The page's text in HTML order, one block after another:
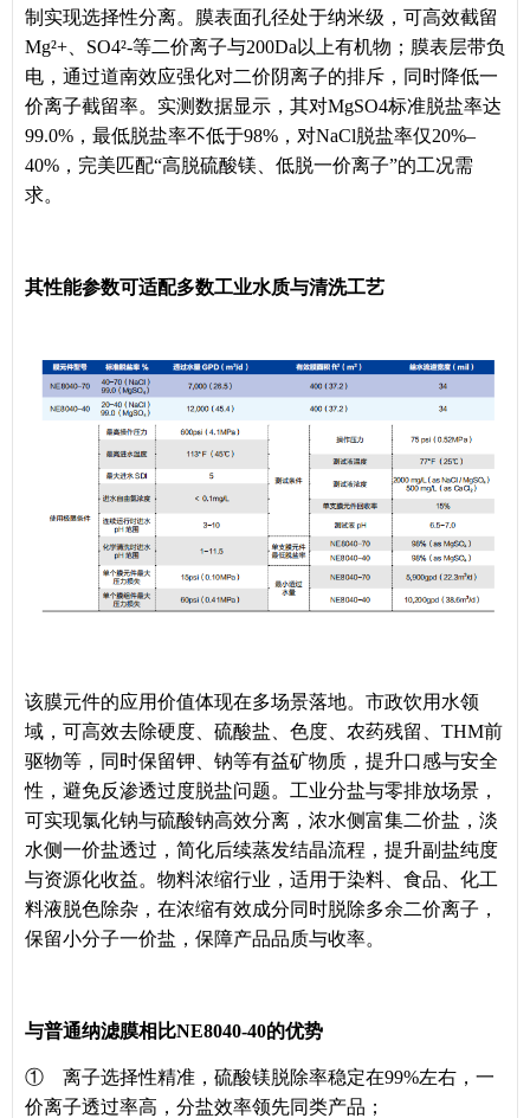
制实现选择性分离。膜表面孔径处于纳米级，可高效截留
Mg²+、SO4²-等二价离子与200Da以上有机物；膜表层带负
电，通过道南效应强化对二价阴离子的排斥，同时降低一
价离子截留率。实测数据显示，其对MgSO4标准脱盐率达
99.0%，最低脱盐率不低于98%，对NaCl脱盐率仅20%–
40%，完美匹配“高脱硫酸镁、低脱一价离子”的工况需
求。
其性能参数可适配多数工业水质与清洗工艺
该膜元件的应用价值体现在多场景落地。市政饮用水领
域，可高效去除硬度、硫酸盐、色度、农药残留、THM前
驱物等，同时保留钾、钠等有益矿物质，提升口感与安全
性，避免反渗透过度脱盐问题。工业分盐与零排放场景，
可实现氯化钠与硫酸钠高效分离，浓水侧富集二价盐，淡
水侧一价盐透过，简化后续蒸发结晶流程，提升副盐纯度
与资源化收益。物料浓缩行业，适用于染料、食品、化工
料液脱色除杂，在浓缩有效成分同时脱除多余二价离子，
保留小分子一价盐，保障产品品质与收率。
与普通纳滤膜相比NE8040-40的优势
① 离子选择性精准，硫酸镁脱除率稳定在99%左右，一
价离子透过率高，分盐效率领先同类产品；